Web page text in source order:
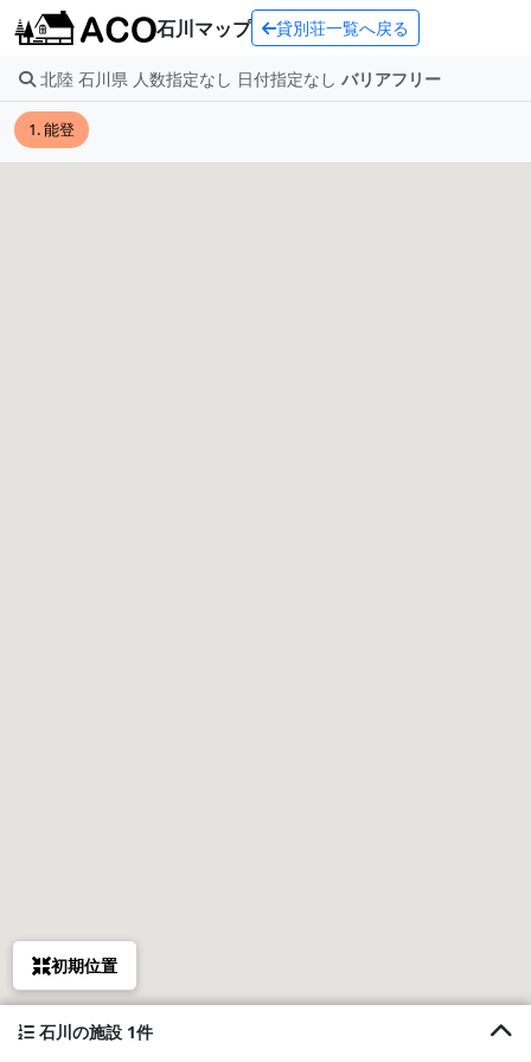
石川マップ 貸別荘一覧へ戻る
北陸 石川県 人数指定なし 日付指定なし バリアフリー
1. 能登
初期位置
石川の施設 1件1. コテージハーベスト